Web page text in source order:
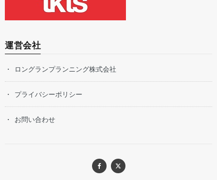
運営会社
ロングランプランニング株式会社
プライバシーポリシー
お問い合わせ